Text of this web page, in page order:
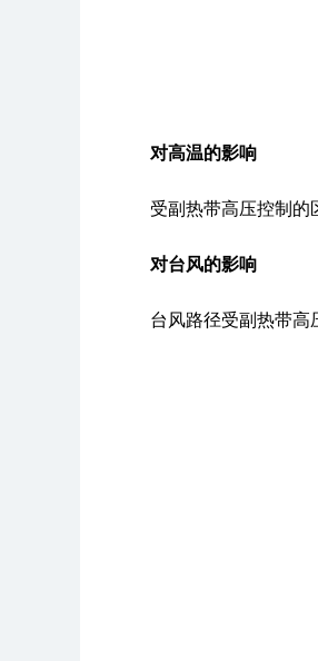
对高温的影响
受副热带高压控制的
对台风的影响
台风路径受副热带高